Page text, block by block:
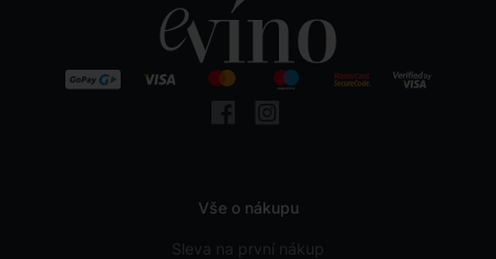
Vše o nákupu
Sleva na první nákup